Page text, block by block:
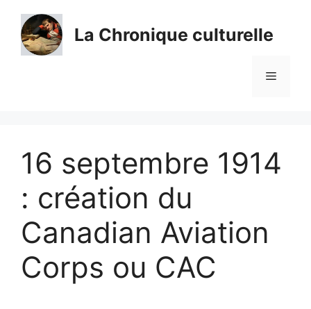
contenu
La Chronique culturelle
Menu
16 septembre 1914
: création du
Canadian Aviation
Corps ou CAC